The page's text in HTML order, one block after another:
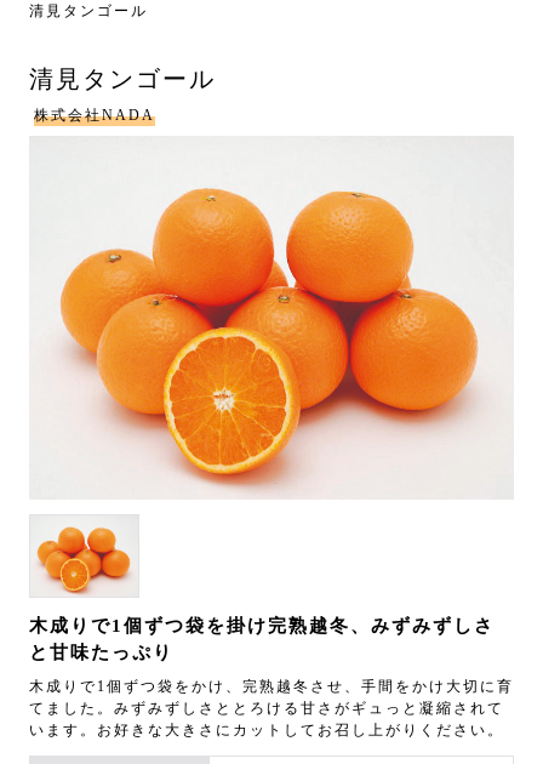
清見タンゴール
清見タンゴール
株式会社NADA
木成りで1個ずつ袋を掛け完熟越冬、みずみずしさ
と甘味たっぷり
木成りで1個ずつ袋をかけ、完熟越冬させ、手間をかけ大切に育
てました。みずみずしさととろける甘さがギュっと凝縮されて
います。お好きな大きさにカットしてお召し上がりください。